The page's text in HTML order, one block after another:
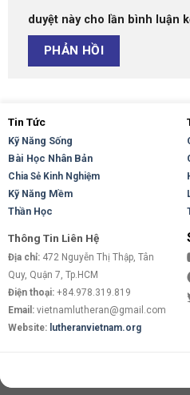
duyệt này cho lần bình luận
Tin Tức
Kỹ Năng Sống
Bài Học Nhân Bản
Chia Sẻ Kinh Nghiệm
Kỹ Năng Mềm
Thần Học
Thông Tin Liên Hệ
Địa chỉ: 472 Nguyễn Thị Thập, Tân
Quy, Quận 7, Tp.HCM
Điện thoại: +84.978.319.819
Email: vietnamlutheran@gmail.com
Website: lutheranvietnam.org